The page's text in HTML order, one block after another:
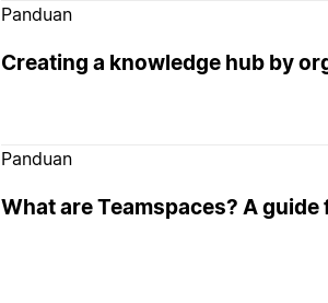
Panduan
Creating a knowledge hub by
Panduan
What are Teamspaces? A